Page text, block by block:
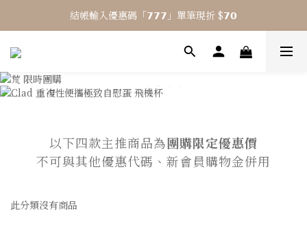
⎯ 𝟴 月活動 WINYI 七夕愉悅月⎯
結帳輸入優惠碼「𝟳𝟳𝟳」單筆現折 $𝟳𝟬
⎯ 𝟴 月活動 WINYI 七夕愉悅月⎯
以下四款主推商品為團購限定優惠價
不可與其他優惠代碼、新會員購物金併用
此分類沒有商品